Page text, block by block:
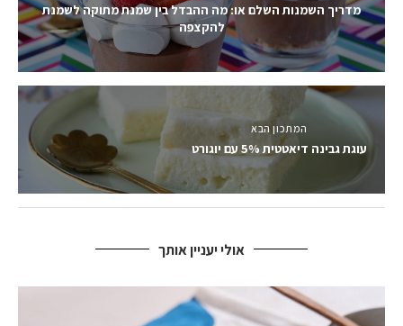
מדריך השמנות השלם או: מה ההבדל בין שמנת מתוקה לשמנת
להקצפה
המתכון הבא
עוגת גבינה דיאטטית 5% עם יוגורט
אולי יעניין אותך